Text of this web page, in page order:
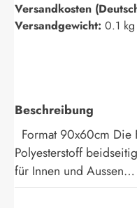
Versandkosten
Versandgewicht: 0.1 kg
Beschreibung
Format 90x60cm Die
Polyesterstoff
für Innen und Aussen…